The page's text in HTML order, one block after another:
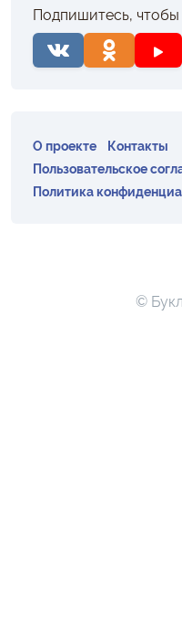
Подпишитесь,
О проекте
Контакты
Пользовательское
Политика
©